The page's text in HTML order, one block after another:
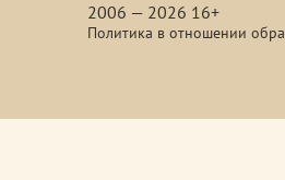
2006 — 2026 16+
Политика в отношении